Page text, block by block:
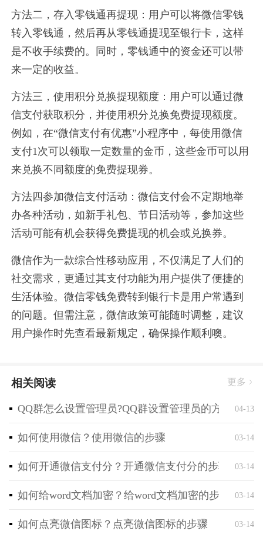
方法二，存入零钱通再提现：用户可以将微信零钱
转入零钱通，然后再从零钱通提现至银行卡，这样
是不收手续费的。同时，零钱通中的资金还可以带
来一定的收益。
方法三，使用积分兑换提现额度：用户可以通过微
信支付获取积分，并使用积分兑换免费提现额度。
例如，在“微信支付有优惠”小程序中，每使用微信
支付1次可以领取一定数量的金币，这些金币可以用
来兑换不同额度的免费提现券。
方法四参加微信支付活动：微信支付会不定期地举
办各种活动，如新手礼包、节日活动等，参加这些
活动可能有机会获得免费提现的机会或兑换券。
微信作为一款综合性移动应用，不仅满足了人们的
社交需求，更通过其支付功能为用户提供了便捷的
生活体验。微信零钱免费转到银行卡是用户常遇到
的问题。但需注意，微信政策可能随时调整，建议
用户操作时先查看最新规定，确保操作顺利噢。
相关阅读 更多
QQ群怎么设置管理员?QQ群设置管理员的方法 04-13
如何使用微信？使用微信的步骤 03-14
如何开通微信支付分？开通微信支付分的步骤 03-14
如何给word文档加密？给word文档加密的步骤 03-14
如何点亮微信图标？点亮微信图标的步骤 03-14